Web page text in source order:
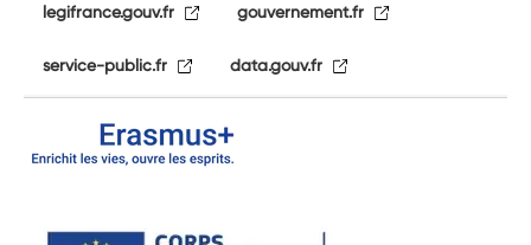
legifrance.gouv.fr gouvernement.fr
service-public.fr data.gouv.fr